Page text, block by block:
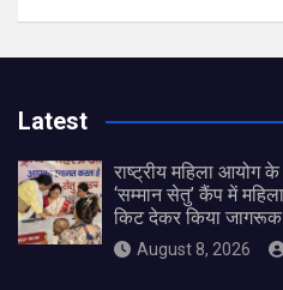
Latest
राष्ट्रीय महिला
‘सम्मान सेतु’ कैंप में
किट देकर किया जागरूक
August 8, 2026